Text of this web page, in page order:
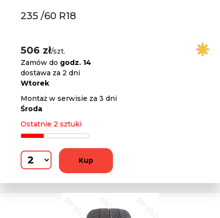
235 /60 R18
506 zł/szt.
Zamów do godz. 14
dostawa za 2 dni
Wtorek
Montaż w serwisie za 3 dni
Środa
Ostatnie 2 sztuki
Kup